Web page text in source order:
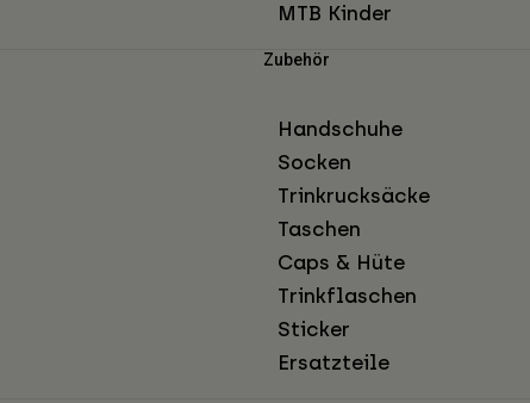
MTB Kinder
Zubehör
Handschuhe
Socken
Trinkrucksäcke
Taschen
Caps & Hüte
Trinkflaschen
Sticker
Ersatzteile